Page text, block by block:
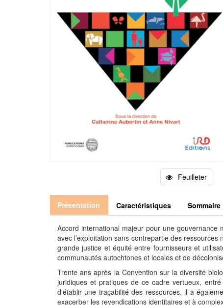
Feuilleter
Présentation Caractéristiques Sommaire
Accord international majeur pour une
avec l’exploitation sans contrepartie des
grande justice et équité entre fournisseurs et
communautés autochtones et locales et de
Trente ans après la Convention sur la diversité
juridiques et pratiques de ce cadre vertueux,
d'établir une traçabilité des ressources, il a
exacerber les revendications identitaires et à